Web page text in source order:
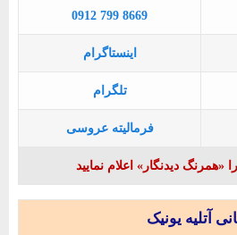
0912 799 8669
اینستاگرام
تلگرام
فرمالیته عروسی
دیدنگار» اعلام نمایید
آتلیه یونیک